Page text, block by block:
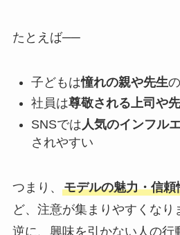
たとえば──
子どもは憧れの親や先生
社員は尊敬される上司や
SNSでは 人気のインフル
されやすい
つまり、 モデルの魅力・信頼
ど、注意が集まりやすくなり
逆に、興味を引かない人の行